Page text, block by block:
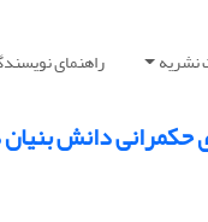
نشریه راهنمای
دانش